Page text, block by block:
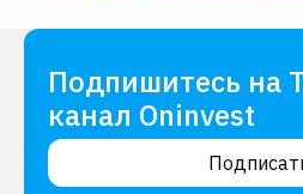
Подпишитесь на
канал Oninvest